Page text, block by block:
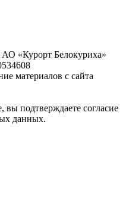
«Курорт Белокуриха»
материалов с сайта
вы подтверждаете согласие
данных.